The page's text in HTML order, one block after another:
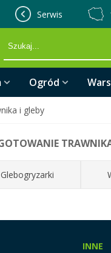
Serwis
Ogród
i gleby
Glebogryzarki
INNE